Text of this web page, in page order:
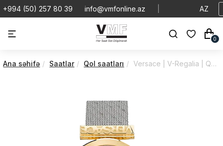
+994 (50) 257 80 39 info@vmfonline.az AZ
0
Ana səhifə Saatlar Qol saatları Versace | V-Regalia | Quartz | VE6J00623